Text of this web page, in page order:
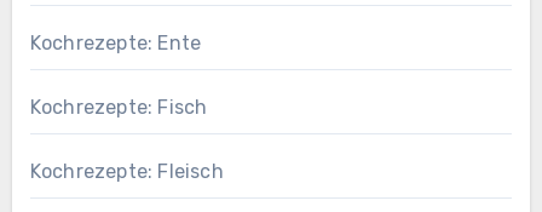
Kochrezepte: Ente
Kochrezepte: Fisch
Kochrezepte: Fleisch